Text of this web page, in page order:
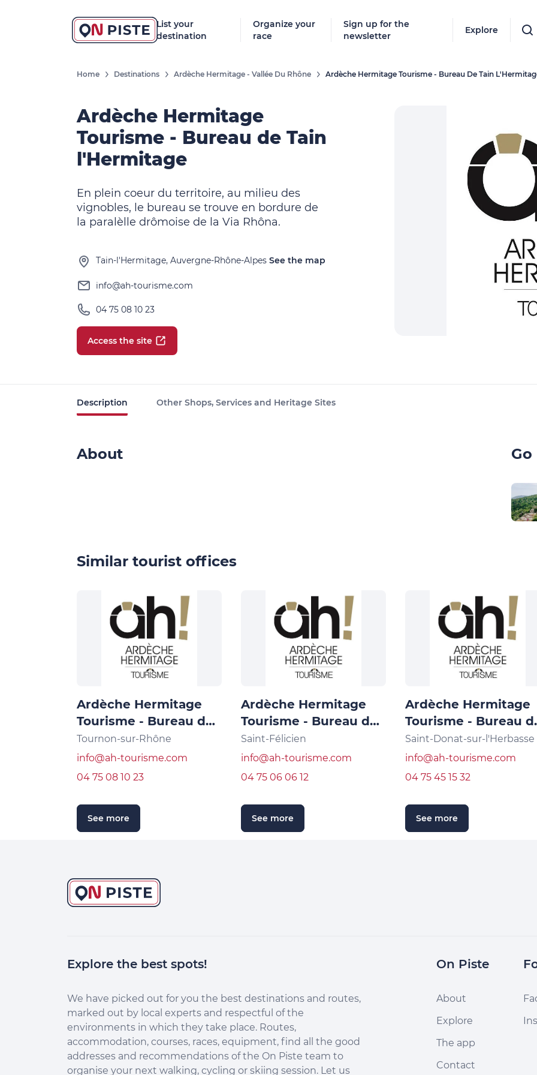
List your
destination
Organize your
race
Sign up for the
newsletter
Explore
Home Destinations Ardèche Hermitage - Vallée Du Rhône Ardèche Hermitage Tourisme - Bureau De Tain
Ardèche Hermitage
Tourisme - Bureau de Tain
l'Hermitage
En plein coeur du territoire, au milieu des
vignobles, le bureau se trouve en bordure de
la paralèlle drômoise de la Via Rhôna.
Tain-l'Hermitage, Auvergne-Rhône-Alpes See the map
info@ah-tourisme.com
04 75 08 10 23
Access the site
Description Other Shops, Services and Heritage Sites
About
Similar tourist offices
Ardèche Hermitage
Tourisme - Bureau de
Tournon sur Rhône
Tournon-sur-Rhône
info@ah-tourisme.com
04 75 08 10 23
See more
Ardèche Hermitage
Tourisme - Bureau de
Saint Félicien
Saint-Félicien
info@ah-tourisme.com
04 75 06 06 12
See more
Ardèche Hermitage
Tourisme - Bureau
Saint Donat sur
l'Herbasse
Saint-Donat-sur-l'Herbasse
info@ah-tourisme.com
04 75 45 15 32
See more
Explore the best spots!
We have picked out for you the best destinations and routes,
marked out by local experts and respectful of the
environments in which they take place. Routes,
accommodation, courses, races, equipment, find all the good
addresses and recommendations of the On Piste team to
organise your next walking, cycling or skiing session. Let us
On Piste
About
Explore
The app
Contact
Continuer sans accepter
les Cookies !
Aidez-nous à améliorer nos services en acceptant les
En acceptant les cookies, vous nous permettez de comprendre
comment vous utilisez la plateforme de manière anonyme. Cela
nous aide à améliorer nos services et mieux conseiller les